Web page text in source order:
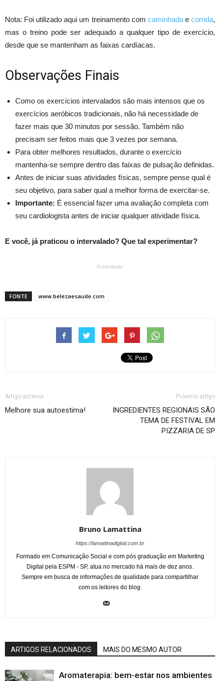
Nota: Foi utilizado aqui um treinamento com caminhadaecorrida,
mas o treino pode ser adequado a qualquer tipo de exercício,
desde que se mantenham as faixas cardíacas.
Observações Finais
Como os exercícios intervalados são mais intensos que os
exercícios aeróbicos tradicionais, não há necessidade de
fazer mais que 30 minutos por sessão. Também não
precisam ser feitos mais que 3 vezes por semana.
Para obter melhores resultados, durante o exercício
mantenha-se sempre dentro das faixas de pulsação definidas.
Antes de iniciar suas atividades físicas, sempre pense qual é
seu objetivo, para saber qual a melhor forma de exercitar-se.
Importante: É essencial fazer uma avaliação completa com
seu cardiologista antes de iniciar qualquer atividade física.
E você, já praticou o intervalado? Que tal experimentar?
Publicidade
FONTE www.belezaesaude.com
Artigo anterior
Melhore sua autoestima!
Próximo artigo
INGREDIENTES REGIONAIS SÃO
TEMA DE FESTIVAL EM
PIZZARIA DE SP
Bruno Lamattina
https://lamattinadigital.com.br
Formado em Comunicação Social e com pós graduação em Marketing
Digital pela ESPM - SP, atua no mercado há mais de dez anos.
Sempre em busca de informações de qualidade para compartilhar
com os leitores do blog.
ARTIGOS RELACIONADOS MAIS DO MESMO AUTOR
Aromaterapia: bem-estar nos ambientes